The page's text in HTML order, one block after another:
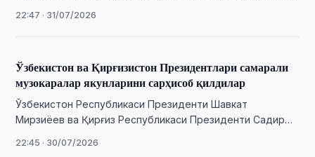
Озарбайжон давлат раҳбарларининг …
22:47 · 31/07/2026
Ўзбекистон ва Қирғизистон Президентлари самарали
музокаралар якунларини сарҳисоб қилдилар
Ўзбекистон Республикаси Президенти Шавкат
Мирзиёев ва Қирғиз Республикаси Президенти Садир
оммавий ахборот воситалари вакиллари …
22:45 · 30/07/2026